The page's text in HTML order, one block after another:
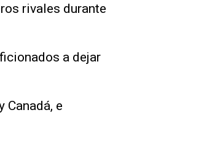
rivales durante
a dejar
e